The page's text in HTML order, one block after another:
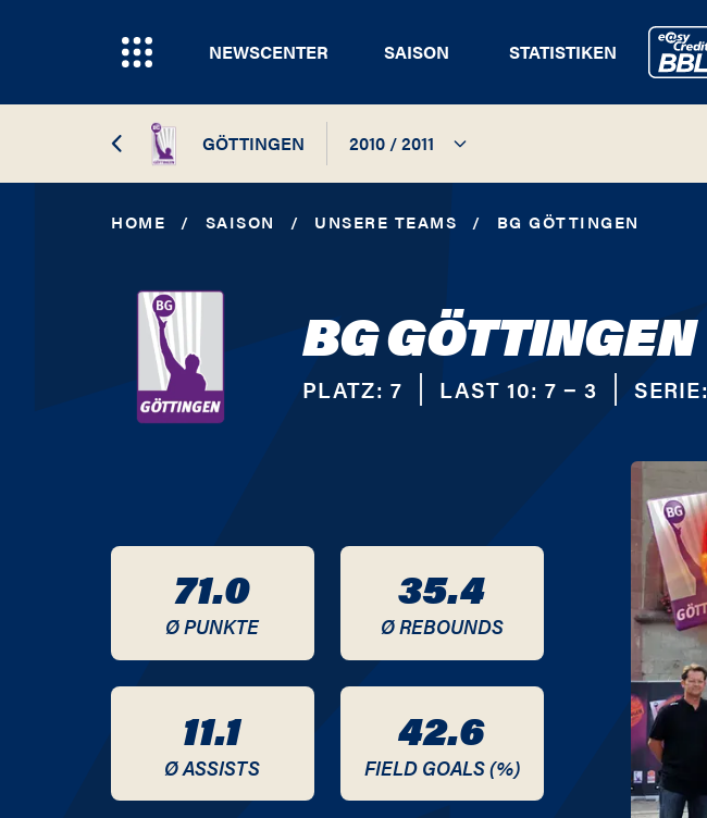
NEWSCENTER SAISON STATISTIKEN
GÖTTINGEN 2010 / 2011
2022 / 2023
2017 / 2018
2016 / 2017
2014 / 2015
2011 / 2012
HOME / SAISON / UNSERE TEAMS / BG GÖTTINGEN
BG GÖTTINGEN
PLATZ: 7 LAST 10: 7 − 3 SERIE:
71.0
Ø PUNKTE
35.4
Ø REBOUNDS
11.1
Ø ASSISTS
42.6
FIELD GOALS (%)